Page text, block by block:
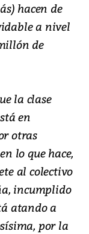
hacen de
a nivel
de
la clase
en
otras
lo que hace,
al colectivo
incumplido
atando a
por la